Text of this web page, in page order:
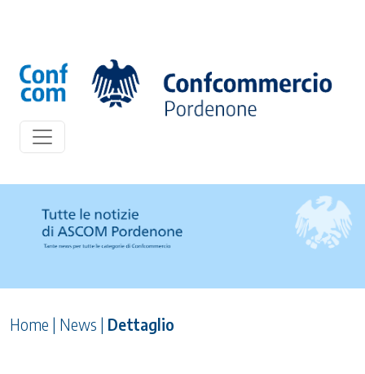
Home | News | Dettaglio